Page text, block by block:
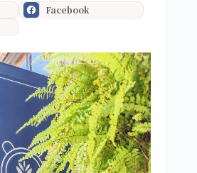
Facebook